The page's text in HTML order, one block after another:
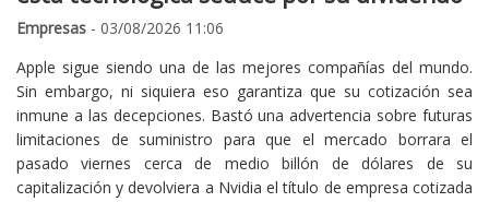
Empresas - 03/08/2026 11:06
Apple sigue siendo una de las mejores compañías del mundo.
Sin embargo, ni siquiera eso garantiza que su cotización sea
inmune a las decepciones. Bastó una advertencia sobre futuras
limitaciones de suministro para que el mercado borrara el
pasado viernes cerca de medio billón de dólares de su
capitalización y devolviera a Nvidia el título de empresa cotizada